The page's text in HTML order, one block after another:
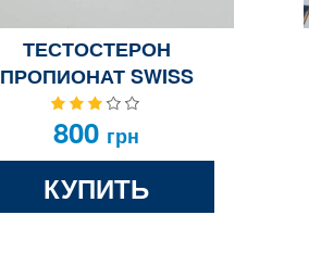
ТЕСТОСТЕРОН
ПРОПИОНАТ SWISS
REMEDIES
800 грн
КУПИТЬ